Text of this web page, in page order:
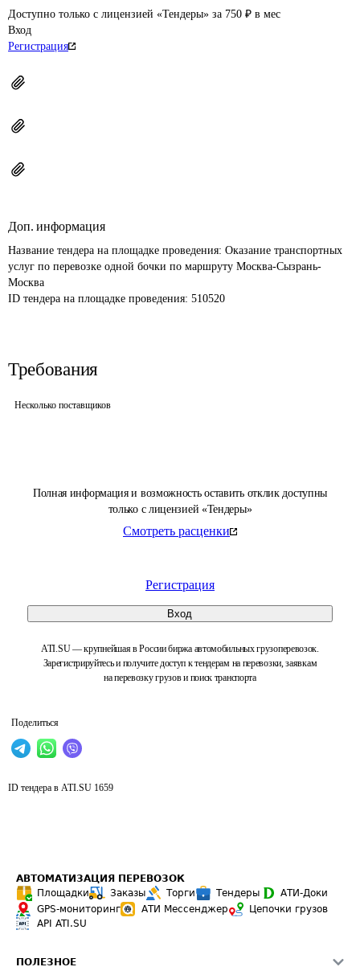
Полная информация и возможность оставить отклик доступны
только с лицензией «Тендеры»
Смотреть расценки
Регистрация
Вход
ATI.SU — крупнейшая в России биржа автомобильных грузоперевозок.
Зарегистрируйтесь и получите доступ к тендерам на перевозки, заявкам
на перевозку грузов и поиск транспорта
Поделиться
Доступно только с лицензией «Тендеры» за 750 ₽ в мес
Вход
Регистрация
Доп. информация
Название тендера на площадке проведения: Оказание транспортных
услуг по перевозке одной бочки по маршруту Москва-Сызрань-
Москва
ID тендера на площадке проведения: 510520
Требования
Несколько поставщиков
ID тендера в ATI.SU 1659
АВТОМАТИЗАЦИЯ ПЕРЕВОЗОК
Площадки
Заказы Торги Тендеры
АТИ-Доки
GPS-мониторинг
АТИ Мессенджер
Цепочки грузов
API ATI.SU
ПОЛЕЗНОЕ